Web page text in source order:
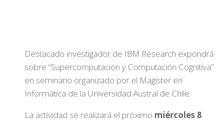
Destacado investigador de IBM Research expondrá
sobre “Supercomputación y Computación Cognitiva”
en seminario organizado por el Magíster en
Informática de la Universidad Austral de Chile.
La actividad se realizará el próximo miércoles 8